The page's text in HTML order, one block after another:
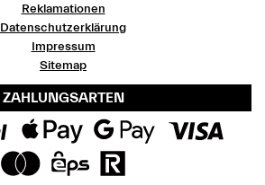
Reklamationen
Datenschutzerklärung
Impressum
Sitemap
ZAHLUNGSARTEN